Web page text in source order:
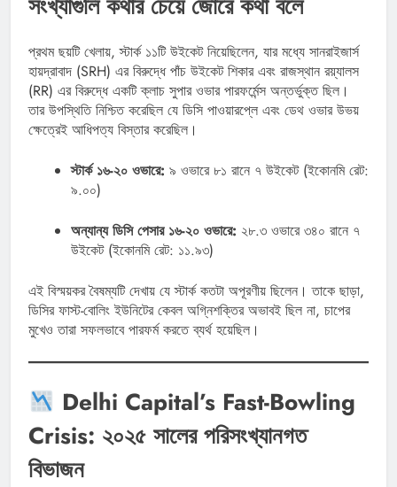
প্রথম ছয়টি খেলায়, স্টার্ক ১১টি উইকেট নিয়েছিলেন, যার মধ্যে সানরাইজার্স
হায়দ্রাবাদ (SRH) এর বিরুদ্ধে পাঁচ উইকেট শিকার এবং রাজস্থান রয়্যালস
(RR) এর বিরুদ্ধে একটি ক্লাচ সুপার ওভার পারফর্মেন্স অন্তর্ভুক্ত ছিল।
তার উপস্থিতি নিশ্চিত করেছিল যে ডিসি পাওয়ারপ্লে এবং ডেথ ওভার উভয়
ক্ষেত্রেই আধিপত্য বিস্তার করেছিল।
স্টার্ক ১৬-২০ ওভারে: ৯ ওভারে ৮১ রানে ৭ উইকেট (ইকোনমি রেট:
৯.০০)
অন্যান্য ডিসি পেসার ১৬-২০ ওভারে: ২৮.৩ ওভারে ৩৪০ রানে ৭
উইকেট (ইকোনমি রেট: ১১.৯৩)
এই বিস্ময়কর বৈষম্যটি দেখায় যে স্টার্ক কতটা অপূরণীয় ছিলেন। তাকে ছাড়া,
ডিসির ফাস্ট-বোলিং ইউনিটের কেবল অগ্নিশক্তির অভাবই ছিল না, চাপের
মুখেও তারা সফলভাবে পারফর্ম করতে ব্যর্থ হয়েছিল।
Delhi Capital’s Fast-Bowling
Crisis: ২০২৫ সালের পরিসংখ্যানগত
বিভাজন